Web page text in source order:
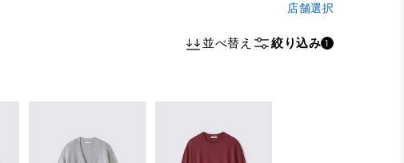
店舗選択
並べ替え 絞り込み 1